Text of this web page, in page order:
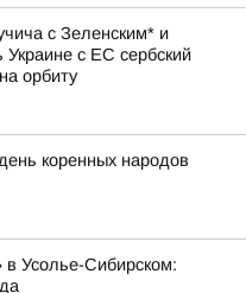
с Зеленским* и
с ЕС сербский
орбиту
коренных народов
Усолье-Сибирском: